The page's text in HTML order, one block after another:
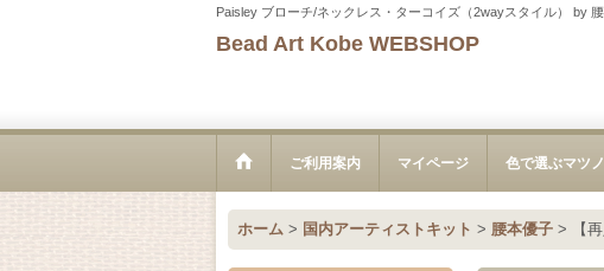
Paisley ブローチ/ネックレス・ターコイズ（2wayスタイル） by
Bead Art Kobe WEBSHOP
ご利用案内 マイページ 色で選ぶマツノ
ホーム > 国内アーティストキット > 腰本優子 > 【